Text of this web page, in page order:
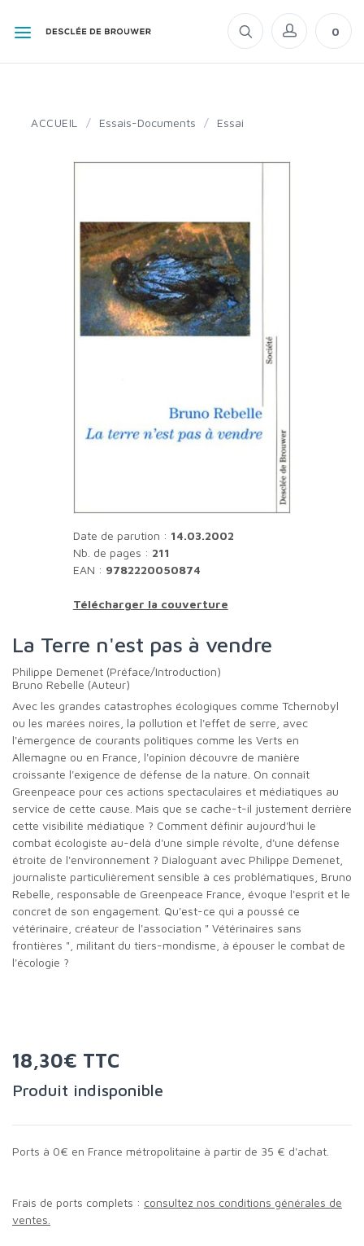
0
ACCUEIL / Essais-Documents / Essai
Date de parution : 14.03.2002
Nb. de pages : 211
EAN : 9782220050874
Télécharger la couverture
La Terre n'est pas à vendre
Philippe Demenet (Préface/Introduction)
Bruno Rebelle (Auteur)
Avec les grandes catastrophes écologiques comme Tchernobyl
ou les marées noires, la pollution et l'effet de serre, avec
l'émergence de courants politiques comme les Verts en
Allemagne ou en France, l'opinion découvre de manière
croissante l'exigence de défense de la nature. On connaît
Greenpeace pour ces actions spectaculaires et médiatiques au
service de cette cause. Mais que se cache-t-il justement derrière
cette visibilité médiatique ? Comment définir aujourd'hui le
combat écologiste au-delà d'une simple révolte, d'une défense
étroite de l'environnement ? Dialoguant avec Philippe Demenet,
journaliste particulièrement sensible à ces problématiques, Bruno
Rebelle, responsable de Greenpeace France, évoque l'esprit et le
concret de son engagement. Qu'est-ce qui a poussé ce
vétérinaire, créateur de l'association " Vétérinaires sans
frontières ", militant du tiers-mondisme, à épouser le combat de
l'écologie ?
18,30€ TTC
Produit indisponible
Ports à 0€ en France métropolitaine à partir de 35 € d'achat.
Frais de ports complets : consultez nos conditions générales de
ventes.